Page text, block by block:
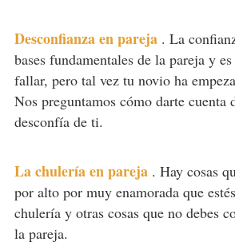
Desconfianza en pareja . La
bases fundamentales de la pareja y
fallar, pero tal vez tu novio ha
Nos preguntamos cómo darte cuenta
desconfía de ti.
La chulería en pareja . Hay cosas
por alto por muy enamorada que
chulería y otras cosas que no debes
la pareja.